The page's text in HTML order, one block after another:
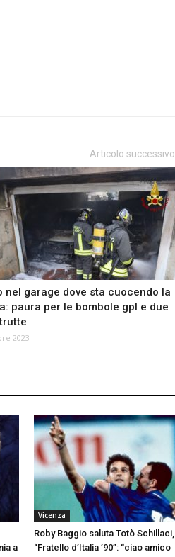
Articolo successivo
nel garage dove sta cuocendo la
paura per le bombole gpl e due
2023
a
Vicenza
Roby Baggio saluta Totò Schillaci,
“Fratello d’Italia ’90”: “ciao amico